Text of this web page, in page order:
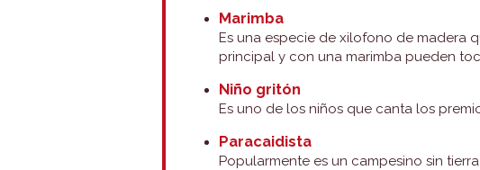
Marimba
Es una especie de xilofono de madera
principal y con una marimba pueden
Niño gritón
Es uno de los niños que canta los
Paracaidista
Popularmente es un campesino sin